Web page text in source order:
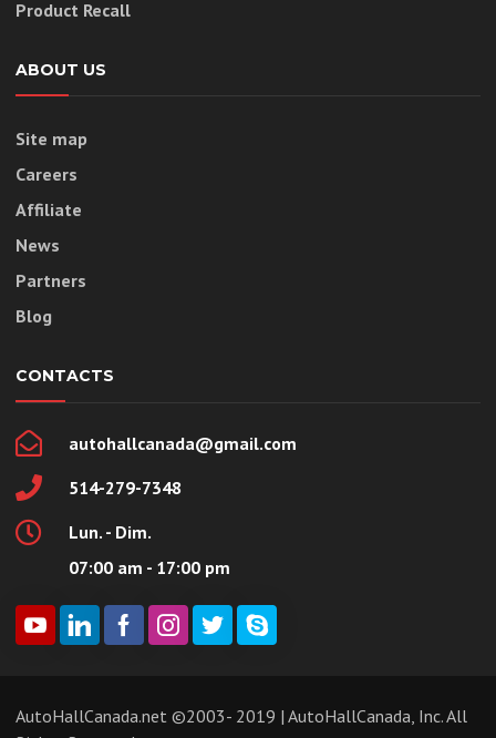
Product Recall
ABOUT US
Site map
Careers
Affiliate
News
Partners
Blog
CONTACTS
autohallcanada@gmail.com
514-279-7348
Lun. - Dim.
07:00 am - 17:00 pm
AutoHallCanada.net ©2003- 2019 | AutoHallCanada, Inc. All